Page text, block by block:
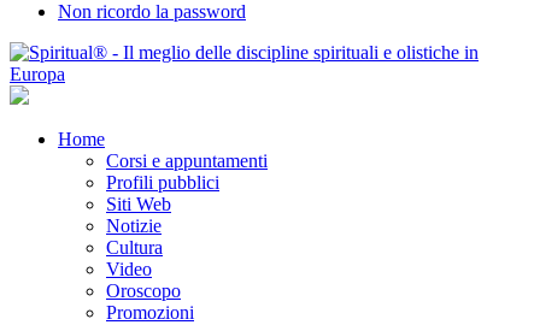
Non ricordo la password
Home
Corsi e appuntamenti
Profili pubblici
Siti Web
Notizie
Cultura
Video
Oroscopo
Promozioni